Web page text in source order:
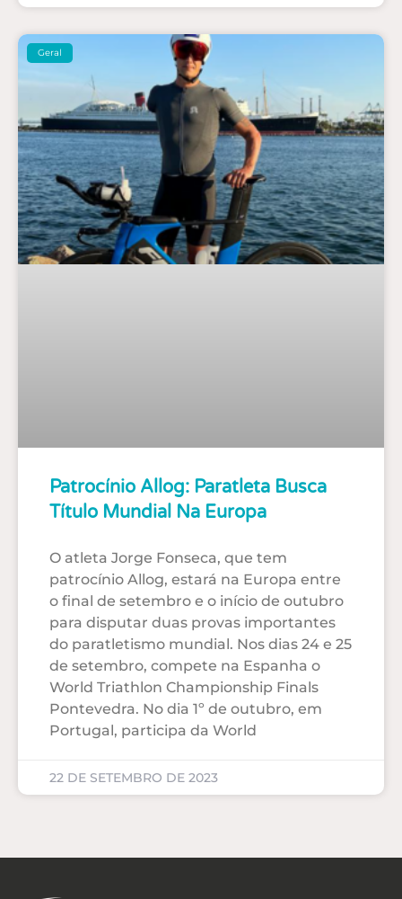
Geral
Patrocínio Allog: Paratleta Busca
Título Mundial Na Europa
O atleta Jorge Fonseca, que tem
patrocínio Allog, estará na Europa entre
o final de setembro e o início de outubro
para disputar duas provas importantes
do paratletismo mundial. Nos dias 24 e 25
de setembro, compete na Espanha o
World Triathlon Championship Finals
Pontevedra. No dia 1º de outubro, em
Portugal, participa da World
22 DE SETEMBRO DE 2023